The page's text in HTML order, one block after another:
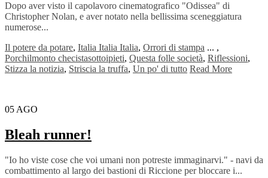
Dopo aver visto il capolavoro cinematografico "Odissea" di
Christopher Nolan, e aver notato nella bellissima sceneggiatura
numerose...
Il potere da potare, Italia Italia Italia, Orrori di stampa ... ,
Porchilmonto checistasottoipieti, Questa folle società, Riflessioni,
Stizza la notizia, Striscia la truffa, Un po' di tutto Read More
05 AGO
Bleah runner!
"Io ho viste cose che voi umani non potreste immaginarvi." - navi da
combattimento al largo dei bastioni di Riccione per bloccare i...